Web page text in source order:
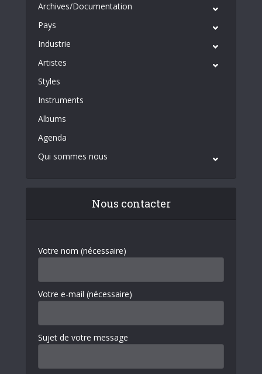
Archives/Documentation
Pays
Industrie
Artistes
Styles
Instruments
Albums
Agenda
Qui sommes nous
Nous contacter
Votre nom (nécessaire)
Votre e-mail (nécessaire)
Sujet de votre message